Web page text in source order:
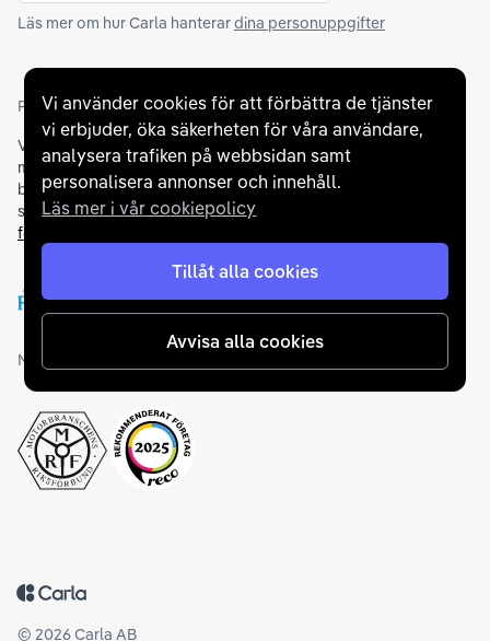
Vi använder cookies för att förbättra de tjänster
vi erbjuder, öka säkerheten för våra användare,
analysera trafiken på webbsidan samt
personalisera annonser och innehåll.
Läs mer i vår cookiepolicy
Tillåt alla cookies
Avvisa alla cookies
Läs mer om hur Carla hanterardina personuppgifter
Partners och betallösningar
Vi samarbetar med
flertalet banker
för att erbjuda dig bästa
möjliga finansieringslösning och stödjer en rad olika
betalningsmetoder. För att du ska känna dig trygg vid ditt köp
samarbetar vi med Folksam och AutoConcept gällande
försäkringar och garantier
Medlemskap och utmärkelser
Tillbaka till startsidan
© 2026Carla AB